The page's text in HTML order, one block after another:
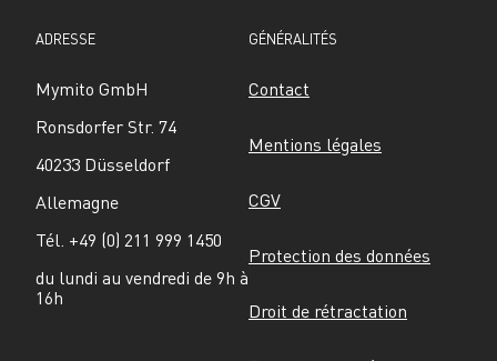
ADRESSE
Mymito GmbH
Ronsdorfer Str. 74
40233 Düsseldorf
Allemagne
Tél. +49 (0) 211 999 1450
du lundi au vendredi de 9h à
16h
GÉNÉRALITÉS
Contact
Mentions légales
CGV
Protection des données
Droit de rétractation